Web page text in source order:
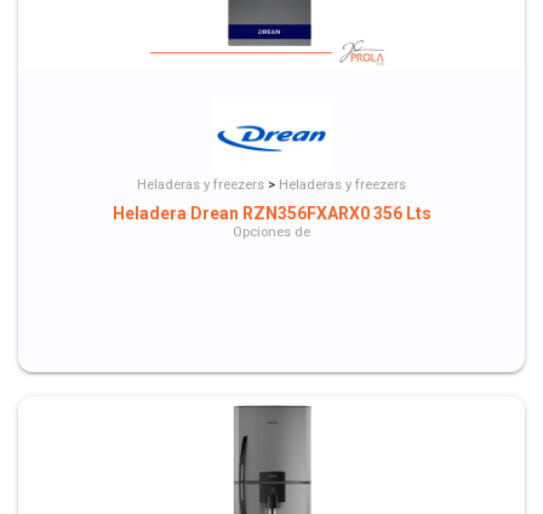
Heladeras y freezers > Heladeras y freezers
Heladera Drean RZN356FXARX0 356 Lts
Opciones de